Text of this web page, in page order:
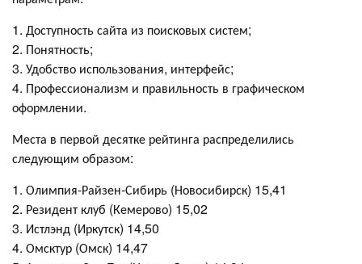
1. Доступность сайта из поисковых систем;
2. Понятность;
3. Удобство использования, интерфейс;
4. Профессионализм и правильность в графическом
оформлении.
Места в первой десятке рейтинга распределились
следующим образом:
1. Олимпия-Райзен-Сибирь (Новосибирск) 15,41
2. Резидент клуб (Кемерово) 15,02
3. Истлэнд (Иркутск) 14,50
4. Омсктур (Омск) 14,47